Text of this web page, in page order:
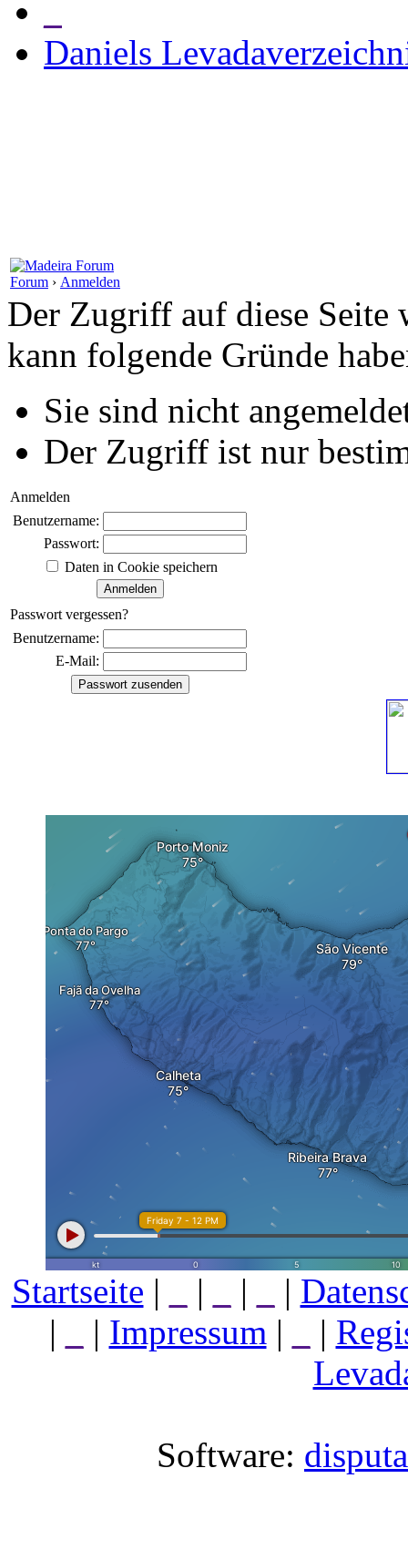
Daniels
Forum › Anmelden
Der Zugriff auf diese Seite
kann folgende Gründe
Sie sind nicht
Der Zugriff ist nur
Anmelden
Benutzername:
Passwort:
Daten in Cookie speichern
Passwort vergessen?
Benutzername:
E-Mail:
Startseite | | | |
|
| Impressum | |
Software: